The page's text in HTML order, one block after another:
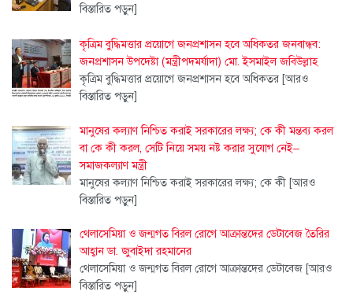
বিস্তারিত পড়ুন]
কৃত্রিম বুদ্ধিমত্তার প্রয়োগে জনপ্রশাসন হবে অধিকতর জনবান্ধব:
জনপ্রশাসন উপদেষ্টা (মন্ত্রীপদমর্যাদা) মো. ইসমাইল জবিউল্লাহ
কৃত্রিম বুদ্ধিমত্তার প্রয়োগে জনপ্রশাসন হবে অধিকতর [আরও
বিস্তারিত পড়ুন]
মানুষের কল্যাণ নিশ্চিত করাই সরকারের লক্ষ্য; কে কী মন্তব্য করল
বা কে কী করল, সেটি নিয়ে সময় নষ্ট করার সুযোগ নেই–
সমাজকল্যাণ মন্ত্রী
মানুষের কল্যাণ নিশ্চিত করাই সরকারের লক্ষ্য; কে কী [আরও
বিস্তারিত পড়ুন]
থেলাসেমিয়া ও জন্মগত বিরল রোগে আক্রান্তদের ডেটাবেজ তৈরির
আহ্বান ডা. জুবাইদা রহমানের
থেলাসেমিয়া ও জন্মগত বিরল রোগে আক্রান্তদের ডেটাবেজ [আরও
বিস্তারিত পড়ুন]